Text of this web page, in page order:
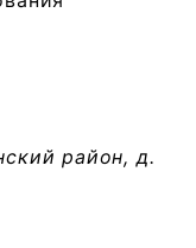
район, д.